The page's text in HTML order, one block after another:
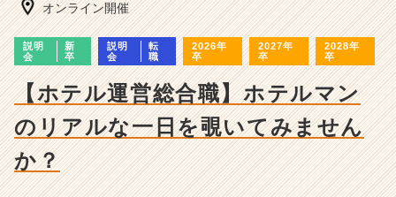
企
業
ら
カ
オンライン開催
説明
会
新
卒
説明
会
転
職
2026年
卒
2027年
卒
2028年
卒
【ホテル運営総合職】ホテルマン
のリアルな一日を覗いてみません
か？